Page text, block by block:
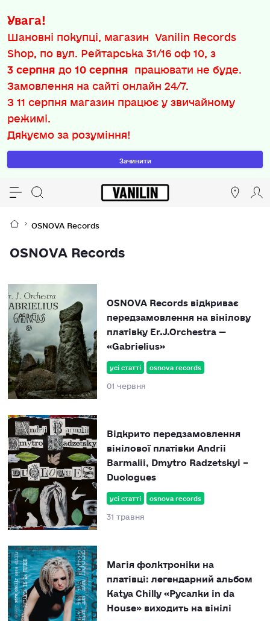
Увага!
Шановні покупці, магазин Vanilin Records
Shop, по вул. Рейтарська 31/16 оф 10, з
3 серпня до10 серпня працювати не буде.
Замовлення на сайті онлайн 24/7.
З11 серпня магазин працює у звичайному
режимі.
Дякуємо за розуміння!
Зачинити
OSNOVA Records
OSNOVA Records
усі статті osnova records
01 червня
OSNOVA Records відкриває
передзамовлення на вінілову
платівку Er.J.Orchestra —
«Gabrielius»
усі статті osnova records
31 травня
Відкрито передзамовлення
вінілової платівки Andrii
Barmalii, Dmytro Radzetskyi –
Duologues
Магія фолктроніки на
платівці: легендарний альбом
Katya Chilly «Русалки in da
House» виходить на вінілі